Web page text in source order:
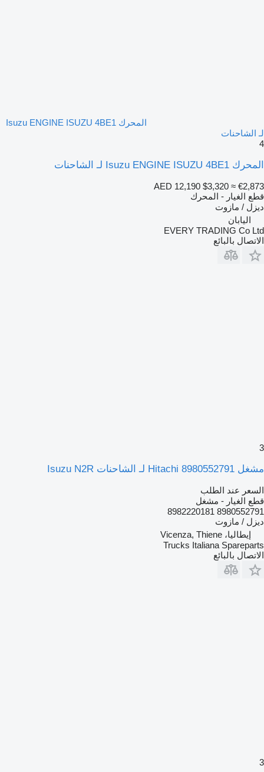
المحرك Isuzu ENGINE ISUZU 4BE1
لـ الشاحنات
4
المحرك Isuzu ENGINE ISUZU 4BE1 لـ الشاحنات
AED 12,190 $3,320 ≈ €2,873
قطع الغيار - المحرك
ديزل / مازوت
اليابان
EVERY TRADING Co Ltd
الاتصال بالبائع
3
مشغل Hitachi 8980552791 لـ الشاحنات Isuzu N2R
السعر عند الطلب
قطع الغيار - مشغل
8980552791 8982220181
ديزل / مازوت
إيطاليا، Vicenza, Thiene
Trucks Italiana Spareparts
الاتصال بالبائع
3